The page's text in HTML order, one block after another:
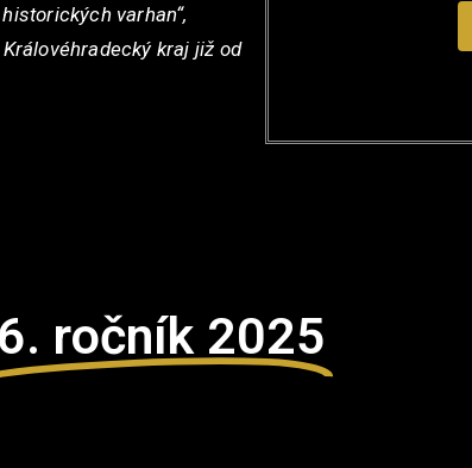
varhan“,
kraj již od
6. ročník 2025